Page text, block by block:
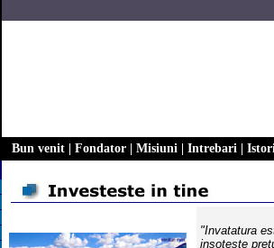
Bun venit
Fondator Misiuni Intrebari
"Invatatura
insoteste